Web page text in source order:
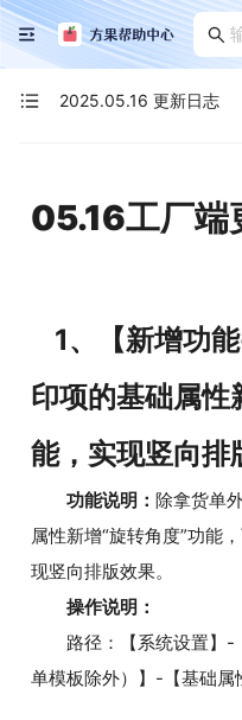
2025.05.16 更新日志
05.16工厂端
1、【新增功
印项的基础属性
能，实现竖向排
功能说明： 除拿货单
属性新增“旋转角度”功能
现竖向排版效果。
操作说明：
路径：【系统设置】
单模板除外）】-【基础属